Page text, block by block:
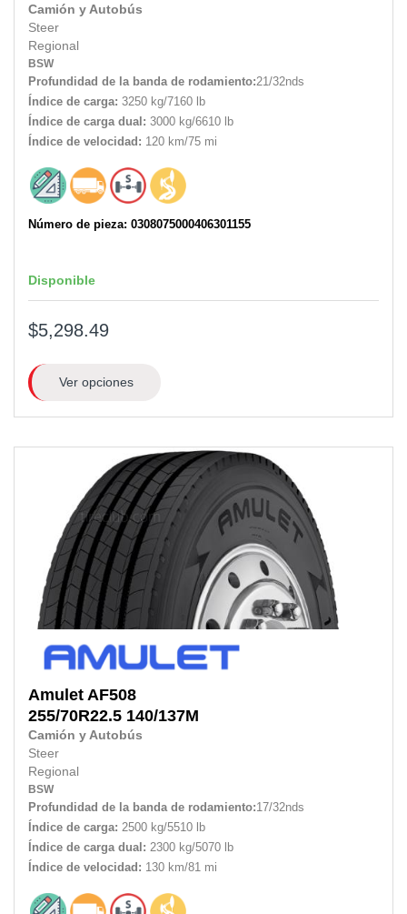
Camión y Autobús
Steer
Regional
BSW
Profundidad de la banda de rodamiento:21/32nds
Índice de carga: 3250 kg/7160 lb
Índice de carga dual: 3000 kg/6610 lb
Índice de velocidad: 120 km/75 mi
Número de pieza: 0308075000406301155
Disponible
$5,298.49
Ver opciones
Amulet AF508
255/70R22.5 140/137M
Camión y Autobús
Steer
Regional
BSW
Profundidad de la banda de rodamiento:17/32nds
Índice de carga: 2500 kg/5510 lb
Índice de carga dual: 2300 kg/5070 lb
Índice de velocidad: 130 km/81 mi